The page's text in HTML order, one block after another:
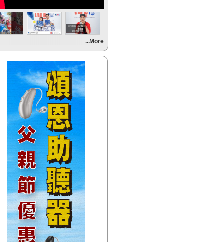
(南部)
HAPPY DJ-Tracy
】
【HitFm正在進行】
(宜蘭)
GOOD MORNING YI-
LAN
】
播)嗆新聞-黃揚明嗆新聞
【HitFm正在進行】
(花東)
早安東台灣
】
播)嗆新聞-黃揚明嗆新聞
...More